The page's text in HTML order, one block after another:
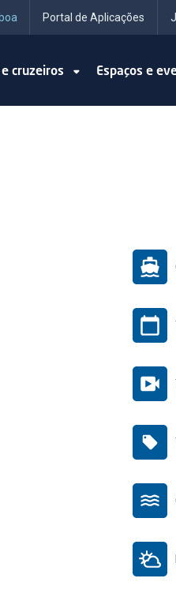
Portal de Aplicações
cruzeiros Espaços e